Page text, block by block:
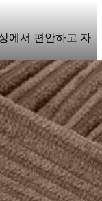
에서 편안하고 자